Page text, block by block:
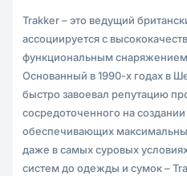
Trakker – это ведущий
ассоциируется с
функциональным
Основанный в 1990-х годах в
быстро завоевал репутацию
сосредоточенного на
обеспечивающих
даже в самых суровых
систем до одежды и сумок –